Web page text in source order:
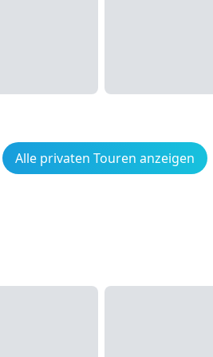
Alle privaten Touren anzeigen